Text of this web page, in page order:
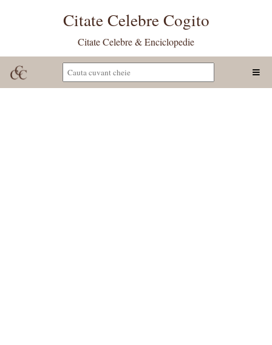
Citate Celebre Cogito
Citate Celebre & Enciclopedie